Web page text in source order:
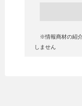
※情報商材の紹介
しません